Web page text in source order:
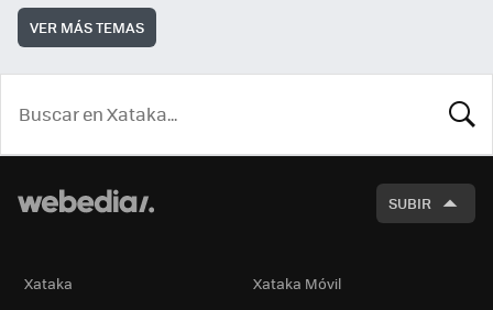
VER MÁS TEMAS
SUBIR
Xataka
Xataka Móvil